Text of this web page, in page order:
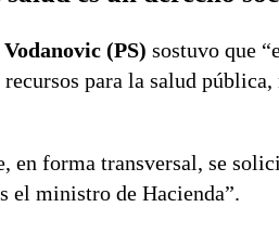
(PS) sostuvo que
para la salud
en forma transversal, se
el ministro de Hacienda”.